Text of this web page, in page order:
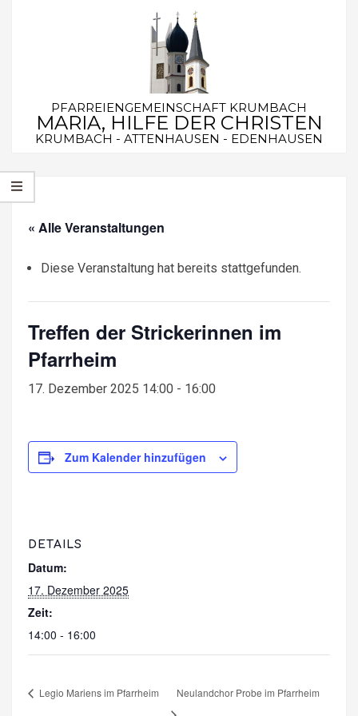
PFARREIENGEMEINSCHAFT KRUMBACH
MARIA, HILFE DER CHRISTEN
KRUMBACH - ATTENHAUSEN - EDENHAUSEN
Secondary
Navigation
« Alle Veranstaltungen
Diese Veranstaltung hat bereits stattgefunden.
Treffen der Strickerinnen im
Pfarrheim
17. Dezember 2025 14:00 - 16:00
Zum Kalender hinzufügen
DETAILS
Datum:
17. Dezember 2025
Zeit:
14:00 - 16:00
Legio Mariens im Pfarrheim Neulandchor Probe im Pfarrheim